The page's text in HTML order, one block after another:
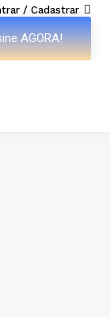
/ Cadastrar
AGORA!